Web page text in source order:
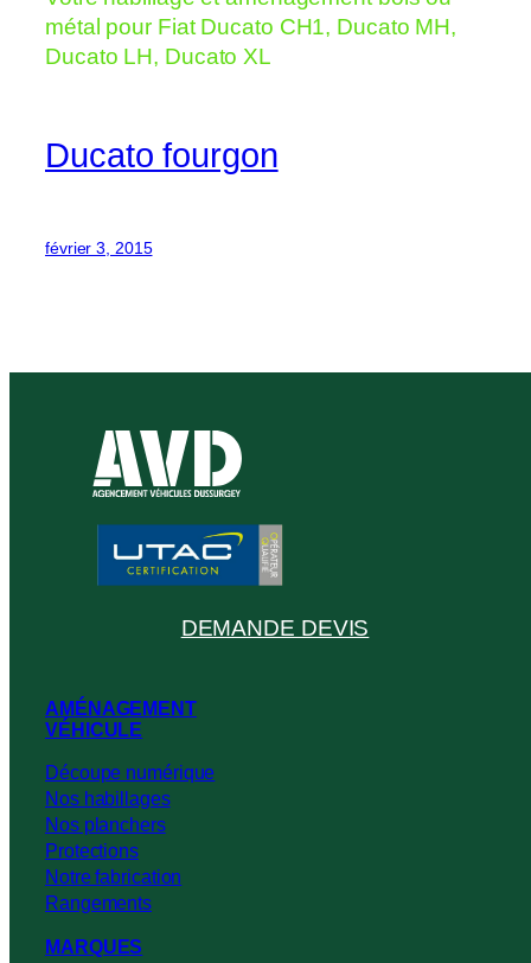
métal pour Fiat Ducato CH1, Ducato MH,
Ducato LH, Ducato XL
Ducato fourgon
février 3, 2015
DEMANDE DEVIS
AMÉNAGEMENT
VÉHICULE
Découpe numérique
Nos habillages
Nos planchers
Protections
Notre fabrication
Rangements
MARQUES